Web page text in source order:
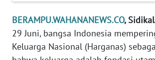
BERAMPU.WAHANANEWS.CO,
29 Juni, bangsa Indonesia
Keluarga Nasional (Harganas)
SIBER
REDAKSI